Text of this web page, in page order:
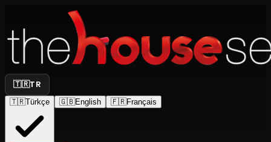
🇹🇷TR
🇹🇷Türkçe 🇬🇧English 🇫🇷Français